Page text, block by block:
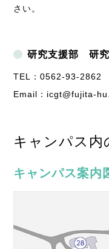
さい。
研究支援部 研
TEL：0562-93-2862
Email：icgt@fujita-
キャンパス内
キャンパス案内